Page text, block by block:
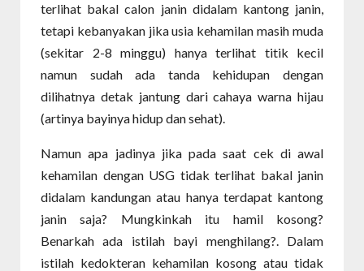
terlihat bakal calon janin didalam kantong janin,
tetapi kebanyakan jika usia kehamilan masih muda
(sekitar 2-8 minggu) hanya terlihat titik kecil
namun sudah ada tanda kehidupan dengan
dilihatnya detak jantung dari cahaya warna hijau
(artinya bayinya hidup dan sehat).
Namun apa jadinya jika pada saat cek di awal
kehamilan dengan USG tidak terlihat bakal janin
didalam kandungan atau hanya terdapat kantong
janin saja? Mungkinkah itu hamil kosong?
Benarkah ada istilah bayi menghilang?. Dalam
istilah kedokteran kehamilan kosong atau tidak